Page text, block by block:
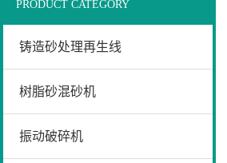
PRODUCT CATEGORY
铸造砂处理再生线
树脂砂混砂机
振动破碎机